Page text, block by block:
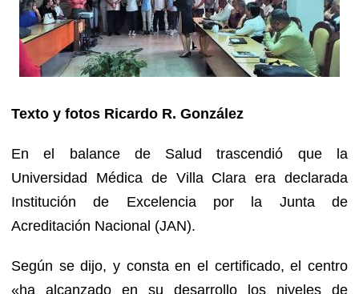
Texto y fotos Ricardo R. González
En el balance de Salud trascendió que la
Universidad Médica de Villa Clara era declarada
Institución de Excelencia por la Junta de
Acreditación Nacional (JAN).
Según se dijo, y consta en el certificado, el centro
«ha alcanzado en su desarrollo los niveles de